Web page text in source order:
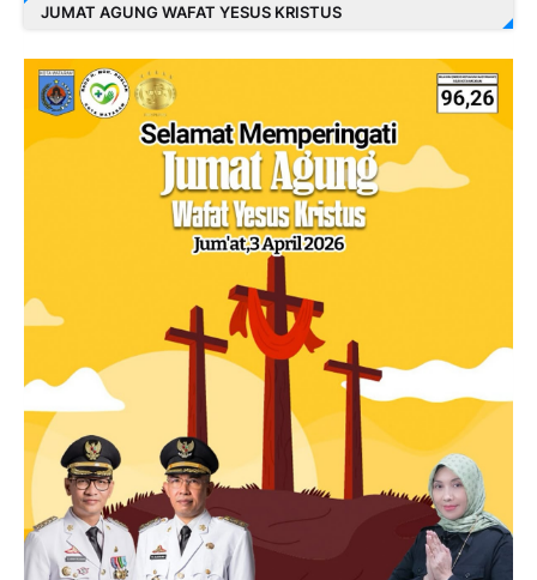
JUMAT AGUNG WAFAT YESUS KRISTUS